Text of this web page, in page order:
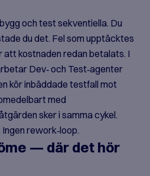
och test sekventiella. Du
du det. Fel som upptäcktes
kostnaden redan betalats. I
Dev‑ och Test‑agenter
kör inbäddade testfall mot
med
sker i samma cykel.
rework‑loop.
— där det hör